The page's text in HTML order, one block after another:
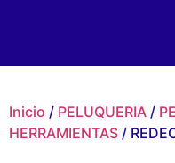
Inicio / PELUQUERIA /
HERRAMIENTAS /